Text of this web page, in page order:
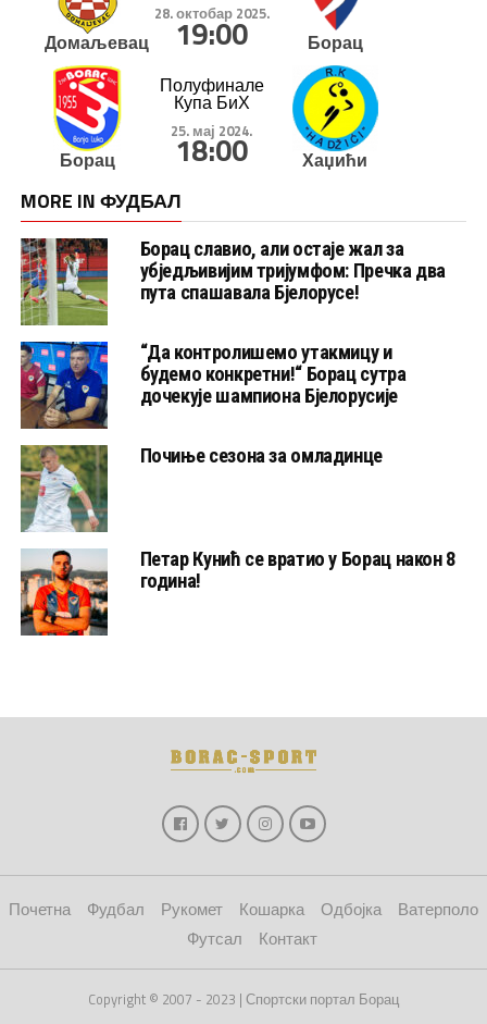
Домаљевац
28. октобар 2025.
19:00 Борац
Борац
Полуфинале
Купа БиХ
25. мај 2024.
18:00 Хаџићи
MORE IN ФУДБАЛ
Борац славио, али остаје жал за
убједљивијим тријумфом: Пречка два
пута спашавала Бјелорусе!
“Да контролишемо утакмицу и
будемо конкретни!“ Борац сутра
дочекује шампиона Бјелорусије
Почиње сезона за омладинце
Петар Кунић се вратио у Борац након 8
година!
Почетна Фудбал Рукомет Кошарка Одбојка
Ватерполо
Футсал
Контакт
Copyright © 2007 - 2023 | Спортски портал Борац